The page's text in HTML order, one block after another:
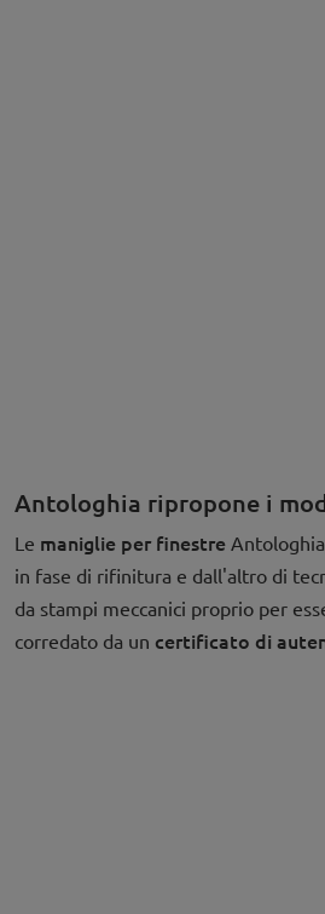
Antologhia ripropone i
Le maniglie per finestre
in fase di rifinitura e dall'altro di
da stampi meccanici proprio per
corredato da un certificato di